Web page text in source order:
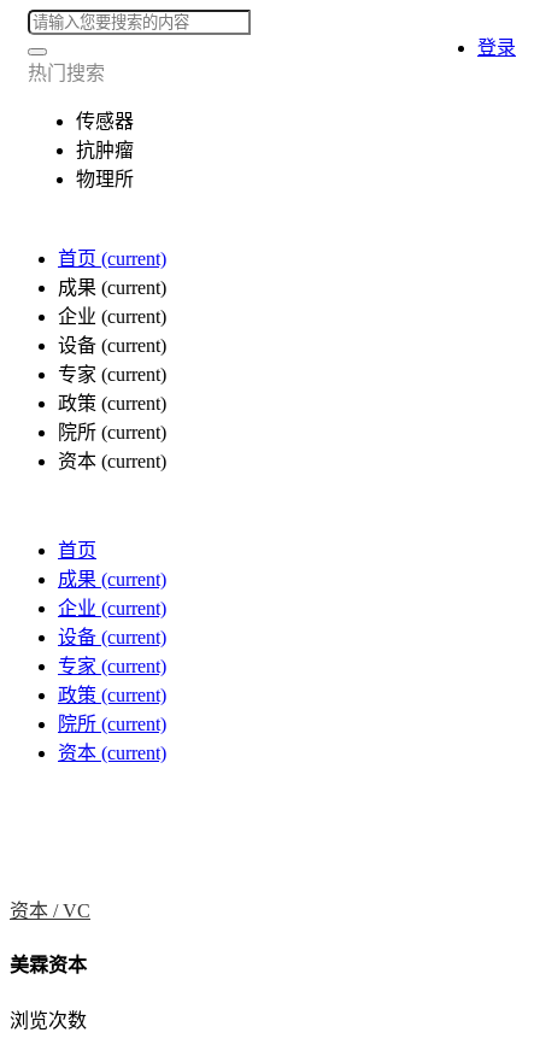
热门搜索
传感器
抗肿瘤
物理所
首页 (current)
成果 (current)
企业 (current)
设备 (current)
专家 (current)
政策 (current)
院所 (current)
资本 (current)
登录
首页
成果 (current)
企业 (current)
设备 (current)
专家 (current)
政策 (current)
院所 (current)
资本 (current)
资本 /VC
美霖资本
浏览次数